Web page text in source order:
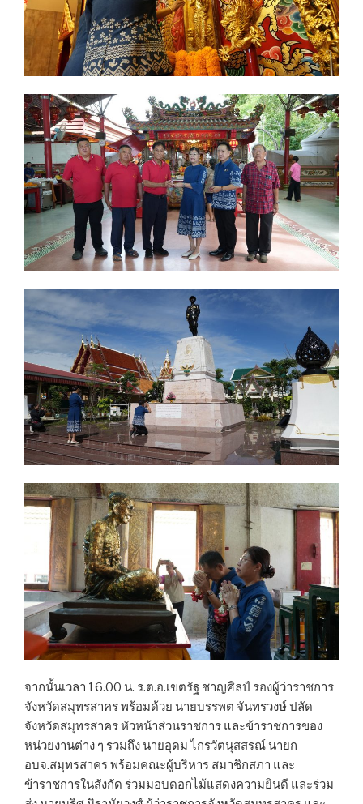
จากนั้นเวลา 16.00 น. ร.ต.อ.เขตรัฐ ชาญศิลป์ รองผู้ว่าราชการ
จังหวัดสมุทรสาคร พร้อมด้วย นายบรรพต จันทรวงษ์ ปลัด
จังหวัดสมุทรสาคร หัวหน้าส่วนราชการ และข้าราชการของ
หน่วยงานต่าง ๆ รวมถึง นายอุดม ไกรวัตนุสสรณ์ นายก
อบจ.สมุทรสาคร พร้อมคณะผู้บริหาร สมาชิกสภา และ
ข้าราชการในสังกัด ร่วมมอบดอกไม้แสดงความยินดี และร่วม